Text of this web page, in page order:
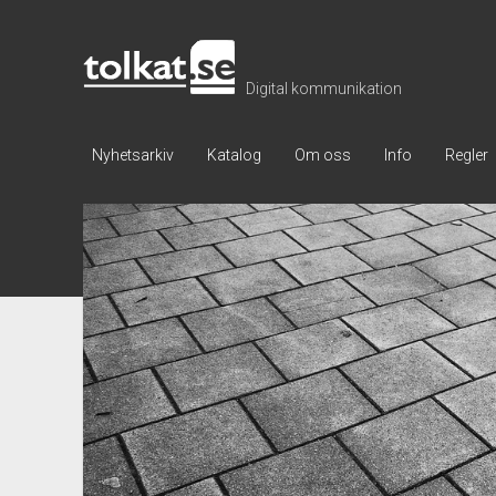
Tolkat
Digital kommunikation
Nyhetsarkiv Katalog Om oss Info Regler